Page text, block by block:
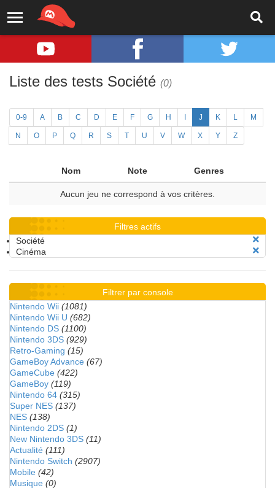
Liste des tests Société (0)
0-9 A B C D E F G H J K L M
N O P Q R S T U V W X Y Z
Nom Note Genres
Aucun jeu ne correspond à vos critères.
Filtres actifs
Société
Cinéma
Filtrer par console
Nintendo Wii (1081)
Nintendo Wii U (682)
Nintendo DS (1100)
Nintendo 3DS (929)
Retro-Gaming (15)
GameBoy Advance (67)
GameCube (422)
GameBoy (119)
Nintendo 64 (315)
Super NES (137)
NES (138)
Nintendo 2DS (1)
New Nintendo 3DS (11)
Actualité (111)
Nintendo Switch (2907)
Mobile (42)
Musique (0)